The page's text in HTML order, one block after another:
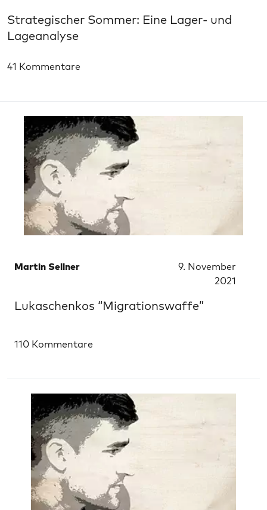
Strategischer Sommer: Eine Lager- und
Lageanalyse
41 Kommentare
Martin Sellner
9. November
2021
Lukaschenkos “Migrationswaffe”
110 Kommentare